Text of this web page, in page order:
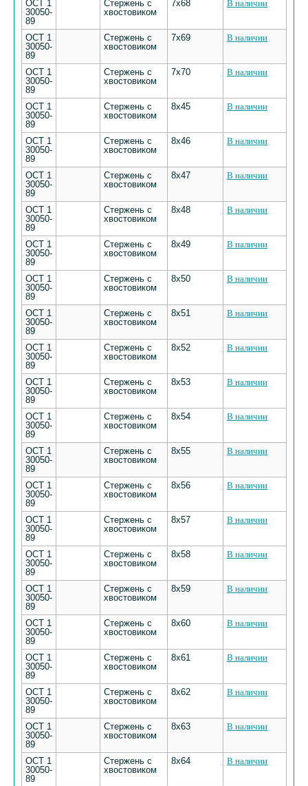
ОСТ 1
30050-
89
Стержень с
хвостовиком
7х68 В наличии
ОСТ 1
30050-
89
Стержень с
хвостовиком
7х69 В наличии
ОСТ 1
30050-
89
Стержень с
хвостовиком
7х70 В наличии
ОСТ 1
30050-
89
Стержень с
хвостовиком
8х45 В наличии
ОСТ 1
30050-
89
Стержень с
хвостовиком
8х46 В наличии
ОСТ 1
30050-
89
Стержень с
хвостовиком
8х47 В наличии
ОСТ 1
30050-
89
Стержень с
хвостовиком
8х48 В наличии
ОСТ 1
30050-
89
Стержень с
хвостовиком
8х49 В наличии
ОСТ 1
30050-
89
Стержень с
хвостовиком
8х50 В наличии
ОСТ 1
30050-
89
Стержень с
хвостовиком
8х51 В наличии
ОСТ 1
30050-
89
Стержень с
хвостовиком
8х52 В наличии
ОСТ 1
30050-
89
Стержень с
хвостовиком
8х53 В наличии
ОСТ 1
30050-
89
Стержень с
хвостовиком
8х54 В наличии
ОСТ 1
30050-
89
Стержень с
хвостовиком
8х55 В наличии
ОСТ 1
30050-
89
Стержень с
хвостовиком
8х56 В наличии
ОСТ 1
30050-
89
Стержень с
хвостовиком
8х57 В наличии
ОСТ 1
30050-
89
Стержень с
хвостовиком
8х58 В наличии
ОСТ 1
30050-
89
Стержень с
хвостовиком
8х59 В наличии
ОСТ 1
30050-
89
Стержень с
хвостовиком
8х60 В наличии
ОСТ 1
30050-
89
Стержень с
хвостовиком
8х61 В наличии
ОСТ 1
30050-
89
Стержень с
хвостовиком
8х62 В наличии
ОСТ 1
30050-
89
Стержень с
хвостовиком
8х63 В наличии
ОСТ 1
30050-
89
Стержень с
хвостовиком
8х64 В наличии